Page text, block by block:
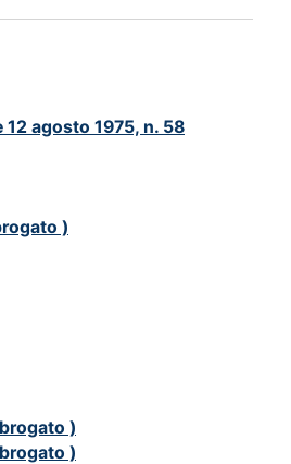
12 agosto 1975, n. 58
)
)
)